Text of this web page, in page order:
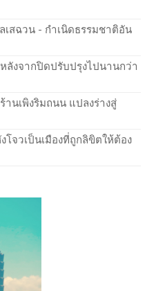
เสฉวน - กำเนิดธรรมชาติอัน
หลังจากปิดปรับปรุงไปนานกว่า
านเพิงริมถนน แปลงร่างสู่
โจวเป็นเมืองที่ถูกลิขิตให้ต้อง